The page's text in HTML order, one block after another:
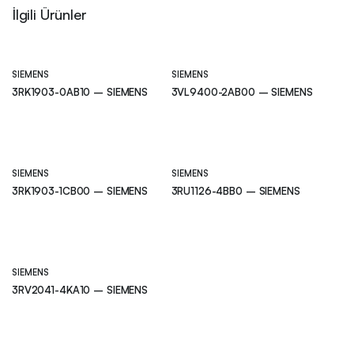
İlgili Ürünler
SIEMENS
3RK1903-0AB10 – SIEMENS
SIEMENS
3VL9400-2AB00 – SIEMENS
SIEMENS
3RK1903-1CB00 – SIEMENS
SIEMENS
3RU1126-4BB0 – SIEMENS
SIEMENS
3RV2041-4KA10 – SIEMENS